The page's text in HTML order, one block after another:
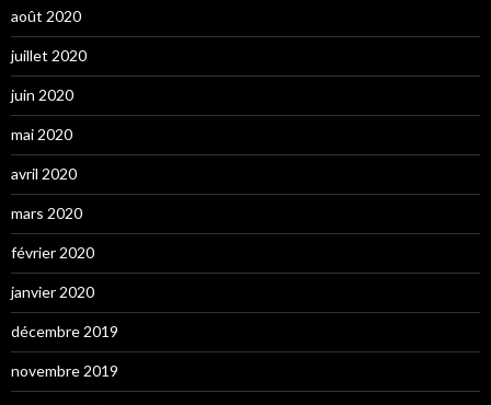
août 2020
juillet 2020
juin 2020
mai 2020
avril 2020
mars 2020
février 2020
janvier 2020
décembre 2019
novembre 2019